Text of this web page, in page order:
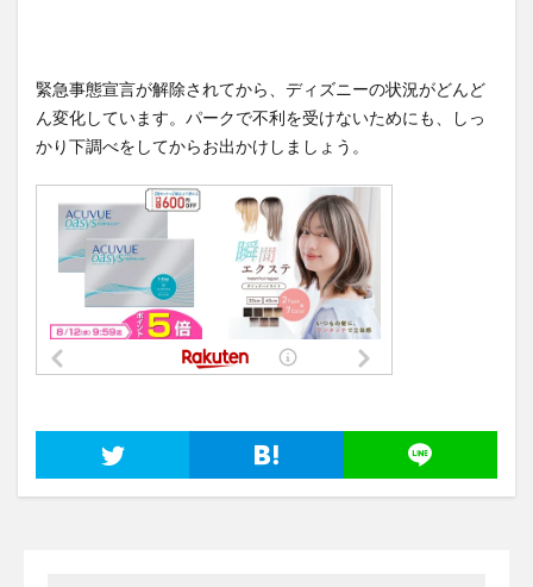
緊急事態宣言が解除されてから、ディズニーの状況がどんど
ん変化しています。パークで不利を受けないためにも、しっ
かり下調べをしてからお出かけしましょう。